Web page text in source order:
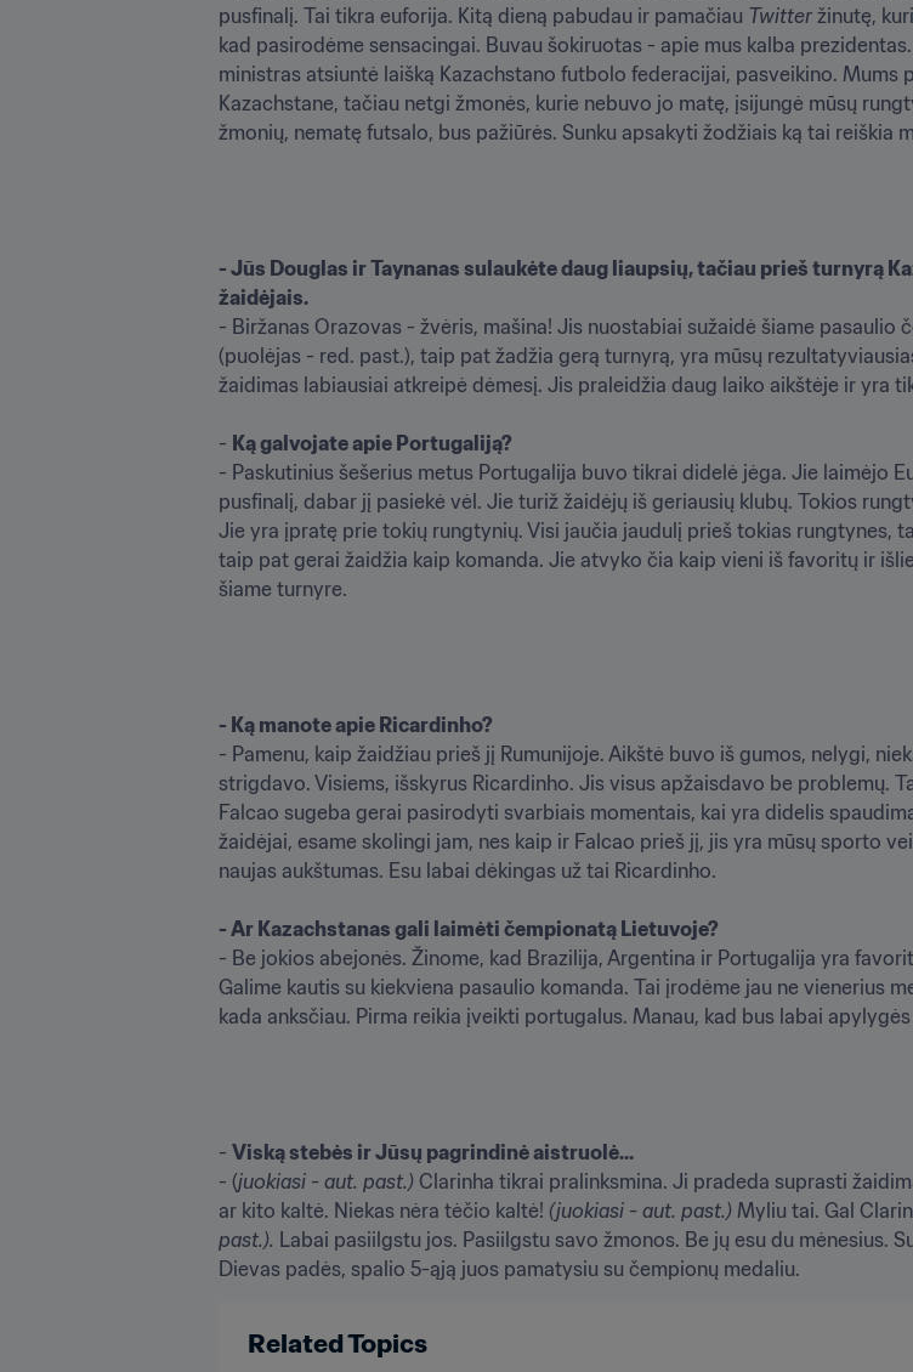
pusfinalį. Tai tikra euforija. Kitą dieną pabudau ir pamačiau Twitter žinutę,
kad pasirodėme sensacingai. Buvau šokiruotas - apie mus kalba
ministras atsiuntė laišką Kazachstano futbolo federacijai, pasveikino.
Kazachstane, tačiau netgi žmonės, kurie nebuvo jo matę, įsijungė mūsų
žmonių, nematę futsalo, bus pažiūrės. Sunku apsakyti žodžiais ką tai reiškia
- Jūs Douglas ir Taynanas sulaukėte daug liaupsių, tačiau prieš turnyrą
žaidėjais.
- Biržanas Orazovas - žvėris, mašina! Jis nuostabiai sužaidė šiame pasaulio
(puolėjas - red. past.), taip pat žadžia gerą turnyrą, yra mūsų
žaidimas labiausiai atkreipė dėmesį. Jis praleidžia daug laiko aikštėje ir yra
- Ką galvojate apie Portugaliją?
- Paskutinius šešerius metus Portugalija buvo tikrai didelė jėga. Jie laimėjo
pusfinalį, dabar jį pasiekė vėl. Jie turiž žaidėjų iš geriausių klubų. Tokios
Jie yra įpratę prie tokių rungtynių. Visi jaučia jaudulį prieš tokias rungtynes,
taip pat gerai žaidžia kaip komanda. Jie atvyko čia kaip vieni iš favoritų ir
šiame turnyre.
- Ką manote apie Ricardinho?
- Pamenu, kaip žaidžiau prieš jį Rumunijoje. Aikštė buvo iš gumos, nelygi,
strigdavo. Visiems, išskyrus Ricardinho. Jis visus apžaisdavo be problemų.
Falcao sugeba gerai pasirodyti svarbiais momentais, kai yra didelis
žaidėjai, esame skolingi jam, nes kaip ir Falcao prieš jį, jis yra mūsų sporto
naujas aukštumas. Esu labai dėkingas už tai Ricardinho.
- Ar Kazachstanas gali laimėti čempionatą Lietuvoje?
- Be jokios abejonės. Žinome, kad Brazilija, Argentina ir Portugalija yra
Galime kautis su kiekviena pasaulio komanda. Tai įrodėme jau ne vienerius
kada anksčiau. Pirma reikia įveikti portugalus. Manau, kad bus labai
- Viską stebės ir Jūsų pagrindinė aistruolė...
- (juokiasi - aut. past.) Clarinha tikrai pralinksmina. Ji pradeda suprasti
ar kito kaltė. Niekas nėra tėčio kaltė! (juokiasi - aut. past.) Myliu tai. Gal
past.). Labai pasiilgstu jos. Pasiilgstu savo žmonos. Be jų esu du mėnesius.
Dievas padės, spalio 5-ąją juos pamatysiu su čempionų medaliu.
Related Topics